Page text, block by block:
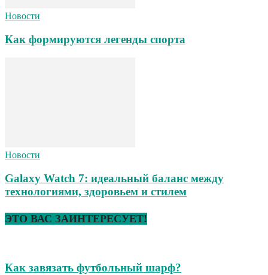
Новости
Как формируются легенды спорта
Новости
Galaxy Watch 7: идеальный баланс между
технологиями, здоровьем и стилем
ЭТО ВАС ЗАИНТЕРЕСУЕТ!
Как завязать футбольный шарф?